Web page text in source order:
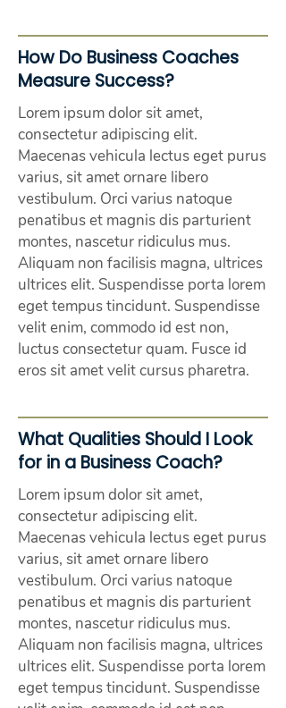
How Do Business Coaches
Measure Success?
Lorem ipsum dolor sit amet,
consectetur adipiscing elit.
Maecenas vehicula lectus eget purus
varius, sit amet ornare libero
vestibulum. Orci varius natoque
penatibus et magnis dis parturient
montes, nascetur ridiculus mus.
Aliquam non facilisis magna, ultrices
ultrices elit. Suspendisse porta lorem
eget tempus tincidunt. Suspendisse
velit enim, commodo id est non,
luctus consectetur quam. Fusce id
eros sit amet velit cursus pharetra.
What Qualities Should I Look
for in a Business Coach?
Lorem ipsum dolor sit amet,
consectetur adipiscing elit.
Maecenas vehicula lectus eget purus
varius, sit amet ornare libero
vestibulum. Orci varius natoque
penatibus et magnis dis parturient
montes, nascetur ridiculus mus.
Aliquam non facilisis magna, ultrices
ultrices elit. Suspendisse porta lorem
eget tempus tincidunt. Suspendisse